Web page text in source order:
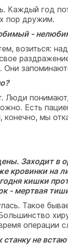
Каждый год
пор дружим.
-
возиться:
Они
Есть
конечно, мы
Заходит в
на
кишки
- мертвая
Такое
не